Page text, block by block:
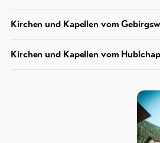
Kirchen und Kapellen vom
Kirchen und Kapellen vom